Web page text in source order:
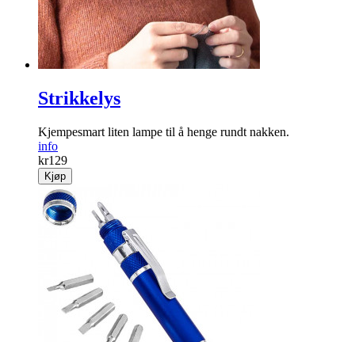
Strikkelys
Kjempesmart liten lampe til å henge rundt nakken.
info
kr129
Kjøp